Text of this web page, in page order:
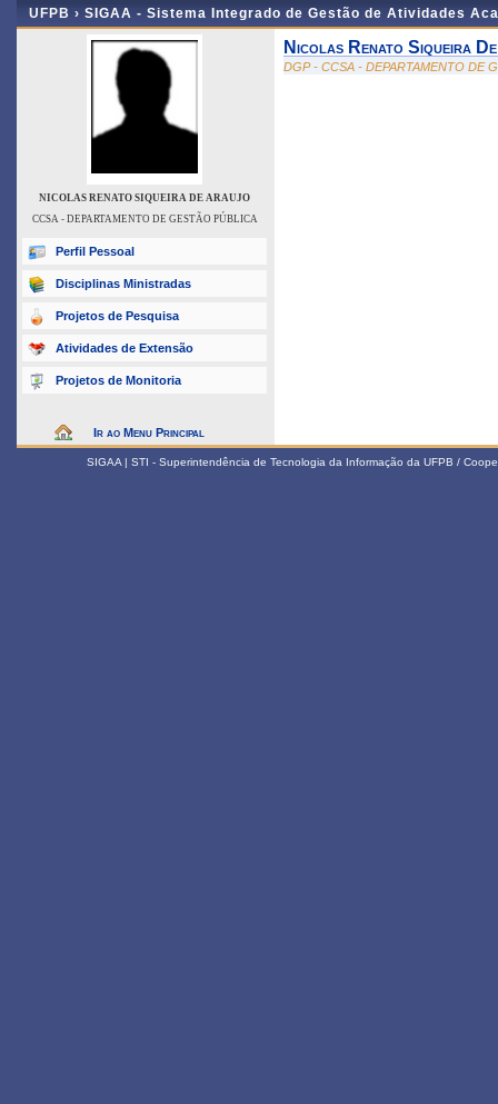
UFPB › SIGAA - Sistema Integrado de Gestão de Atividades
NICOLAS RENATO SIQUEIRA DE ARAUJO
CCSA - DEPARTAMENTO DE GESTÃO PÚBLICA
Perfil Pessoal
Disciplinas Ministradas
Projetos de Pesquisa
Atividades de Extensão
Projetos de Monitoria
Ir ao Menu Principal
Nicolas Renato Siqueira
DGP - CCSA - DEPARTAMENTO DE
SIGAA | STI - Superintendência de Tecnologia da Informação da UFPB /